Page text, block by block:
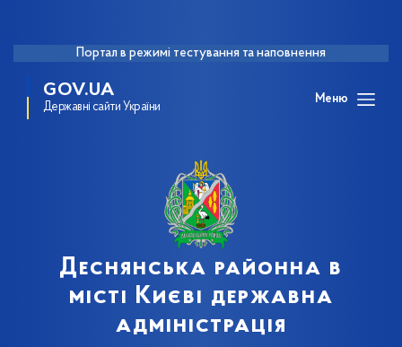
Портал в режимі тестування та наповнення
GOV.UA
Державні сайти України
Меню
Деснянська районна в
місті Києві державна
адміністрація